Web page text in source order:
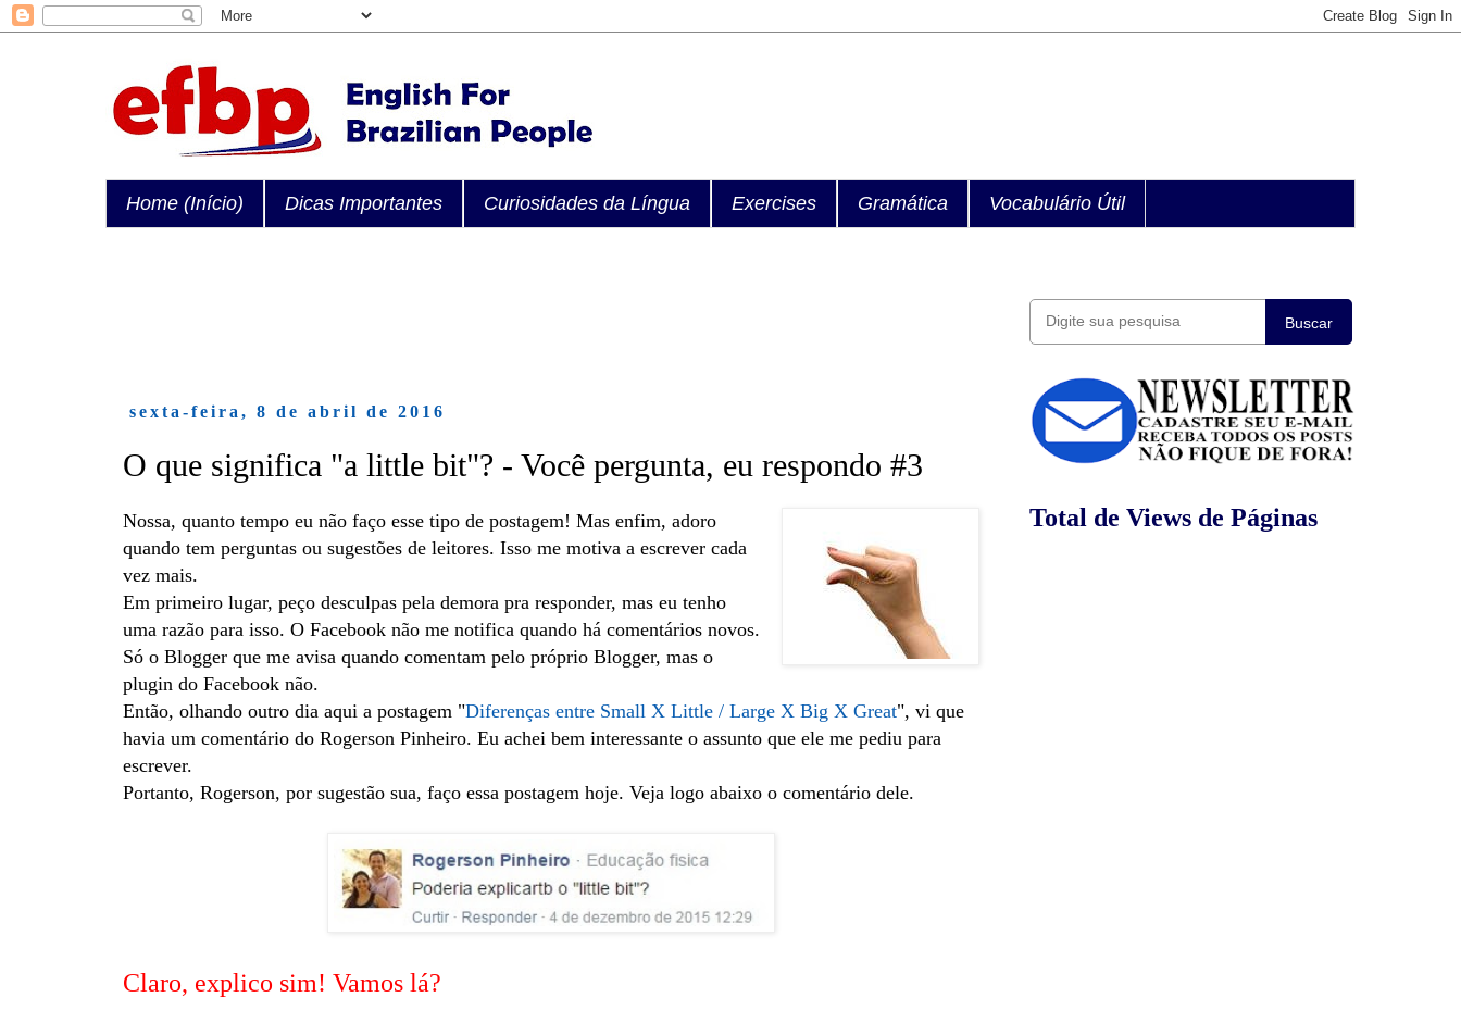
Home (Início) Dicas Importantes Curiosidades da Língua Exercises Gramática Vocabulário Útil
sexta-feira, 8 de abril de 2016
O que significa "a little bit"? - Você pergunta, eu respondo #3
Nossa, quanto tempo eu não faço esse tipo de postagem! Mas enfim, adoro
quando tem perguntas ou sugestões de leitores. Isso me motiva a escrever cada
vez mais.
Em primeiro lugar, peço desculpas pela demora pra responder, mas eu tenho
uma razão para isso. O Facebook não me notifica quando há comentários novos.
Só o Blogger que me avisa quando comentam pelo próprio Blogger, mas o
plugin do Facebook não.
Então, olhando outro dia aqui a postagem "Diferenças entre Small X Little / Large X Big X Great", vi que
havia um comentário do Rogerson Pinheiro. Eu achei bem interessante o assunto que ele me pediu para
escrever.
Portanto, Rogerson, por sugestão sua, faço essa postagem hoje. Veja logo abaixo o comentário dele.
Claro, explico sim! Vamos lá?
Buscar
Total de Views de Páginas